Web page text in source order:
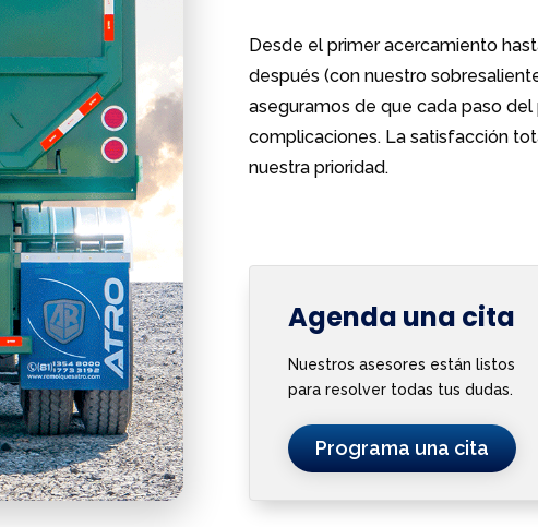
Desde el primer acercamiento
después (con nuestro
aseguramos de que cada paso
complicaciones. La satisfacción
nuestra prioridad.
Agenda una cita
Nuestros asesores están listos
para resolver todas tus dudas.
Programa una cita